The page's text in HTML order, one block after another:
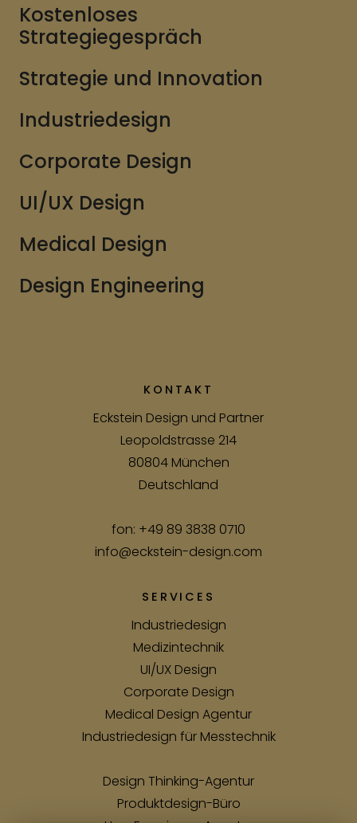
Kostenloses
Strategiegespräch
Strategie und Innovation
Industriedesign
Corporate Design
UI/UX Design
Medical Design
Design Engineering
KONTAKT
Eckstein Design und Partner
Leopoldstrasse 214
80804 München
Deutschland
fon: +49 89 3838 0710
info@eckstein-design.com
SERVICES
Industriedesign
Medizintechnik
UI/UX Design
Corporate Design
Medical Design Agentur
Industriedesign für Messtechnik
Design Thinking-Agentur
Produktdesign-Büro